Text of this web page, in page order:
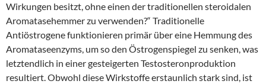
Wirkungen besitzt, ohne einen der traditionellen steroidalen
Aromatasehemmer zu verwenden?“ Traditionelle
Antiöstrogene funktionieren primär über eine Hemmung des
Aromataseenzyms, um so den Östrogenspiegel zu senken, was
letztendlich in einer gesteigerten Testosteronproduktion
resultiert. Obwohl diese Wirkstoffe erstaunlich stark sind, ist